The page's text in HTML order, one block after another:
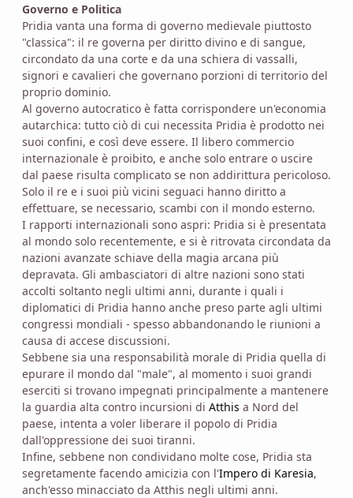
Governo e Politica
Pridia vanta una forma di governo medievale piuttosto
"classica": il re governa per diritto divino e di sangue,
circondato da una corte e da una schiera di vassalli,
signori e cavalieri che governano porzioni di territorio del
proprio dominio.
Al governo autocratico è fatta corrispondere un'economia
autarchica: tutto ciò di cui necessita Pridia è prodotto nei
suoi confini, e così deve essere. Il libero commercio
internazionale è proibito, e anche solo entrare o uscire
dal paese risulta complicato se non addirittura pericoloso.
Solo il re e i suoi più vicini seguaci hanno diritto a
effettuare, se necessario, scambi con il mondo esterno.
I rapporti internazionali sono aspri: Pridia si è presentata
al mondo solo recentemente, e si è ritrovata circondata da
nazioni avanzate schiave della magia arcana più
depravata. Gli ambasciatori di altre nazioni sono stati
accolti soltanto negli ultimi anni, durante i quali i
diplomatici di Pridia hanno anche preso parte agli ultimi
congressi mondiali - spesso abbandonando le riunioni a
causa di accese discussioni.
Sebbene sia una responsabilità morale di Pridia quella di
epurare il mondo dal "male", al momento i suoi grandi
eserciti si trovano impegnati principalmente a mantenere
la guardia alta contro incursioni di Atthis a Nord del
paese, intenta a voler liberare il popolo di Pridia
dall'oppressione dei suoi tiranni.
Infine, sebbene non condividano molte cose, Pridia sta
segretamente facendo amicizia con l'Impero di Karesia,
anch'esso minacciato da Atthis negli ultimi anni.